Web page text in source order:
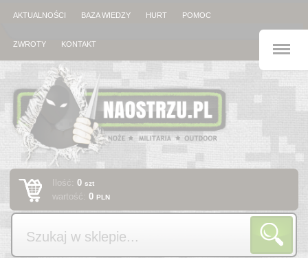
AKTUALNOŚCI BAZA WIEDZY HURT POMOC
ZWROTY KONTAKT
Ilość:0szt
wartość:0PLN
Szukaj